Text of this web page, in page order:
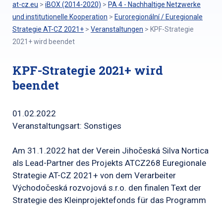
at-cz.eu > iBOX (2014-2020) > PA 4 - Nachhaltige Netzwerke
und institutionelle Kooperation > Euroregionální / Euregionale
Strategie AT-CZ 2021+ > Veranstaltungen > KPF-Strategie
2021+ wird beendet
KPF-Strategie 2021+ wird
beendet
01.02.2022
Veranstaltungsart: Sonstiges
Am 31.1.2022 hat der Verein Jihočeská Silva Nortica
als Lead-Partner des Projekts ATCZ268 Euregionale
Strategie AT-CZ 2021+ von dem Verarbeiter
Východočeská rozvojová s.r.o. den finalen Text der
Strategie des Kleinprojektefonds für das Programm